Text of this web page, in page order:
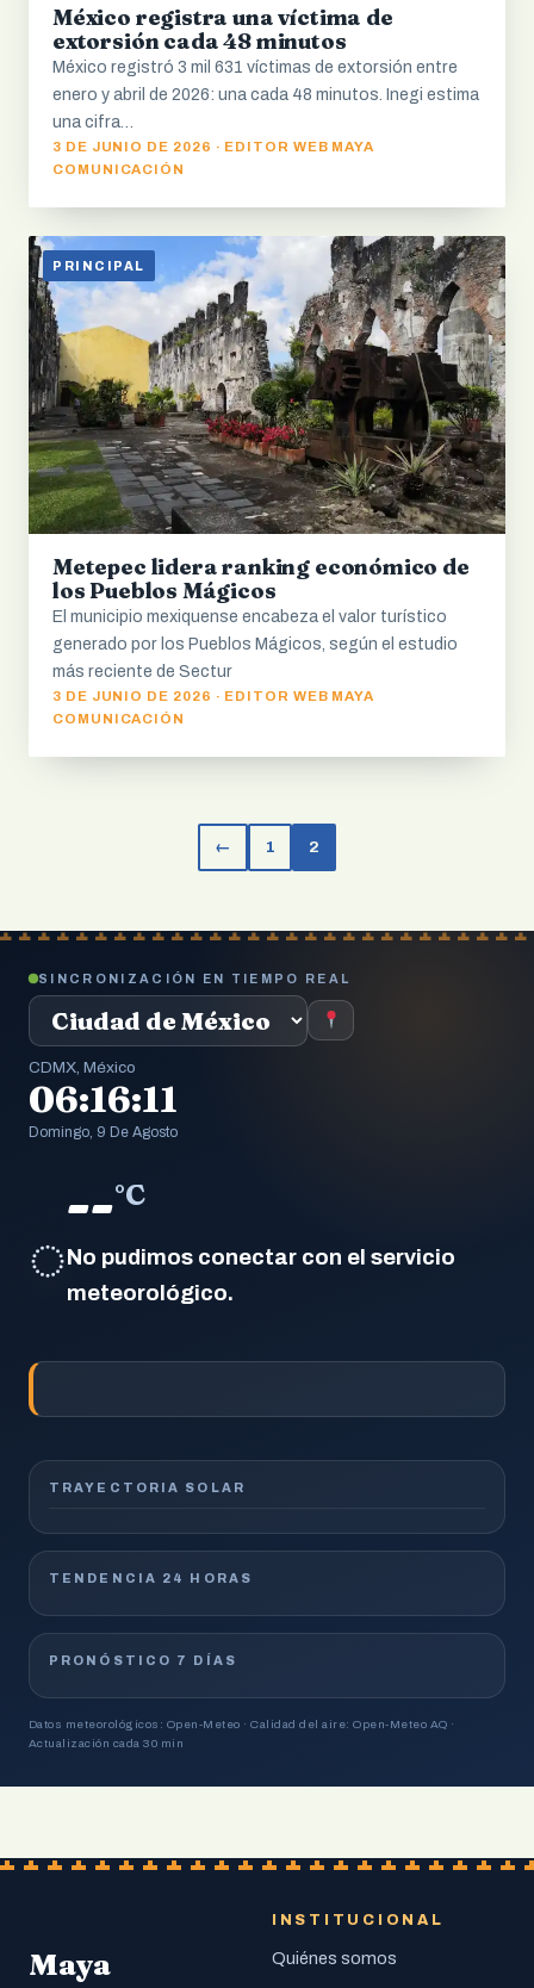
México registra una víctima de
extorsión cada 48 minutos
México registró 3 mil 631 víctimas de extorsión entre
enero y abril de 2026: una cada 48 minutos. Inegi estima
una cifra…
3 DE JUNIO DE 2026 · EDITOR WEB MAYA
COMUNICACIÓN
PRINCIPAL
Metepec lidera ranking económico de
los Pueblos Mágicos
El municipio mexiquense encabeza el valor turístico
generado por los Pueblos Mágicos, según el estudio
más reciente de Sectur
3 DE JUNIO DE 2026 · EDITOR WEB MAYA
COMUNICACIÓN
← 1 2
SINCRONIZACIÓN EN TIEMPO REAL
CDMX, México
06:16:13
Domingo, 9 De Agosto
◌
--°C
No pudimos conectar con el servicio
meteorológico.
TRAYECTORIA SOLAR
TENDENCIA 24 HORAS
PRONÓSTICO 7 DÍAS
Datos meteorológicos: Open-Meteo · Calidad del aire: Open-Meteo AQ ·
Actualización cada 30 min
Maya
INSTITUCIONAL
Quiénes somos